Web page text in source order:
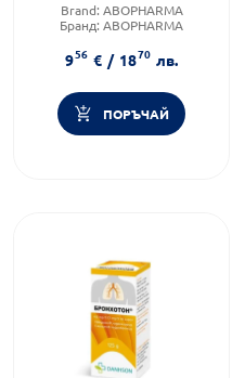
Brand: ABOPHARMA
Бранд: ABOPHARMA
956 € / 1870 лв.
ПОРЪЧАЙ